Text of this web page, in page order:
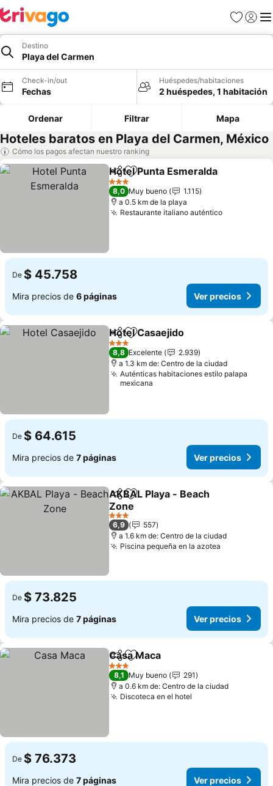
Favoritos
Iniciar
Destino
Playa del Carmen
Check-in/out
Fechas
Huéspedes/habitaciones
2 huéspedes, 1 habitación
Ordenar Filtrar Mapa
Hoteles baratos en Playa del Carmen, México
Cómo los pagos afectan nuestro ranking
CompartirAgregar a favoritos
Hotel Punta Esmeralda
3 Estrellas
8,0 Muy bueno
1.115
a 0.5 km de la playa
Restaurante italiano auténticoVer
De $ 45.758
Mira precios de 6 páginas Ver precios
CompartirAgregar a favoritos
Hotel Casaejido
3 Estrellas
8,8 Excelente
2.939
a 1.3 km de: Centro de la ciudad
Auténticas habitaciones estilo palapa
mexicana
De $ 64.615
Mira precios de 7 páginas Ver precios
CompartirAgregar a favoritos
AKBAL Playa - Beach
Zone
Ver precios
3 Estrellas
6,9
557
a 1.6 km de: Centro de la ciudad
Piscina pequeña en la azotea
De $ 73.825
Mira precios de 7 páginas Ver precios
CompartirAgregar a favoritos
Casa Maca
3 Estrellas
8,1 Muy bueno
291
a 0.6 km de: Centro de la ciudad
Discoteca en el hotel
De $ 76.373
Mira precios de 7 páginas Ver precios